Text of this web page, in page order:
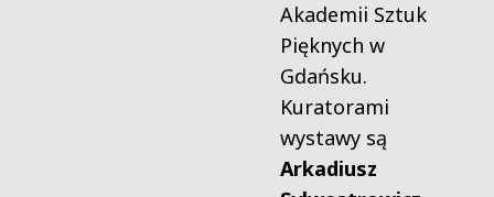
Akademii Sztuk
Pięknych w
Gdańsku.
Kuratorami
wystawy są
Arkadiusz